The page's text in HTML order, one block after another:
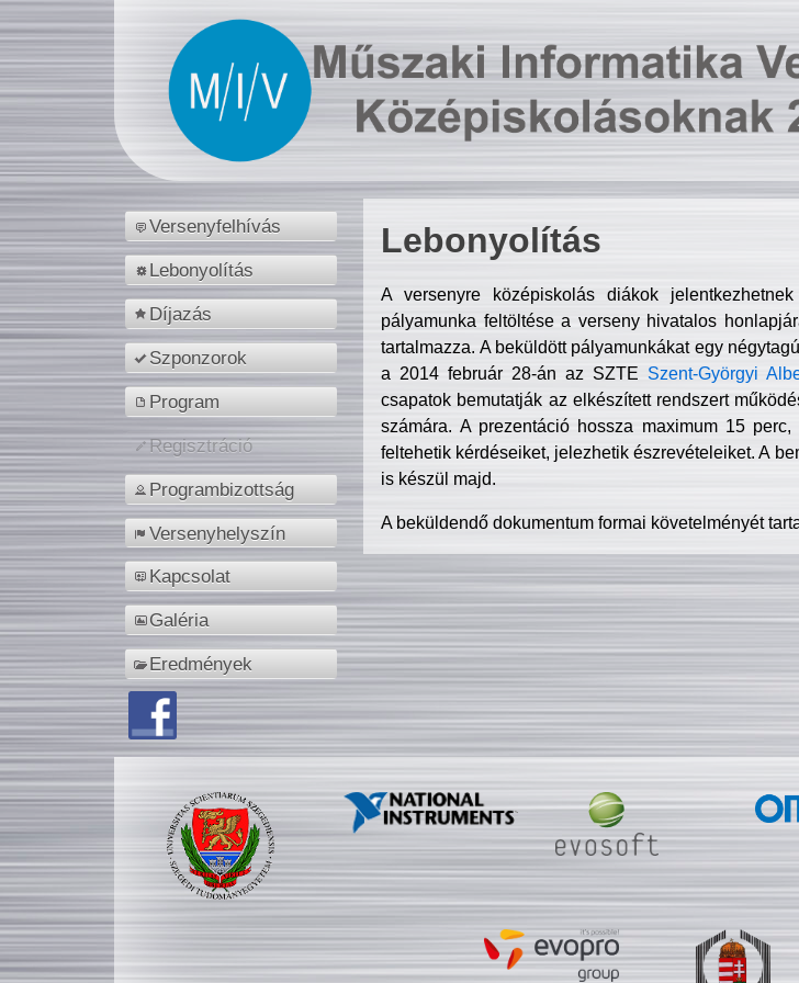
Versenyfelhívás
Lebonyolítás
Díjazás
Szponzorok
Program
Regisztráció
Programbizottság
Versenyhelyszín
Kapcsolat
Galéria
Eredmények
Lebonyolítás
A versenyre középiskolás diákok
pályamunka feltöltése a verseny hivatalos
tartalmazza. A beküldött pályamunkákat egy
a 2014 február 28-án az SZTE Szent-Györgyi
csapatok bemutatják az elkészített rendszert
számára. A prezentáció hossza maximum 15
feltehetik kérdéseiket, jelezhetik észrevételeiket. A
is készül majd.
A beküldendő dokumentum formai követelményét